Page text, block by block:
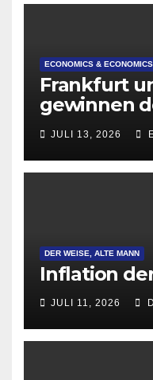
ECONOMICS &
Frankfurt
gewinnen
Attraktivität
JULI 13, 2026
DER WEISE, ALTE MANN
Inflation
JULI 11, 2026